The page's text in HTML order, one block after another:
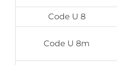
Code U 8
Code U 8m